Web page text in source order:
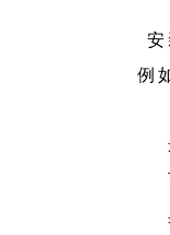
例